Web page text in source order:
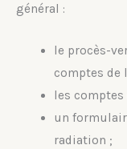
général :
le procès-
comptes de
les
un
radiation ;